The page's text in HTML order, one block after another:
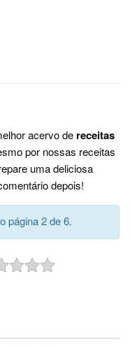
acervo de receitas
por nossas receitas
uma deliciosa
depois!
página 2 de 6.